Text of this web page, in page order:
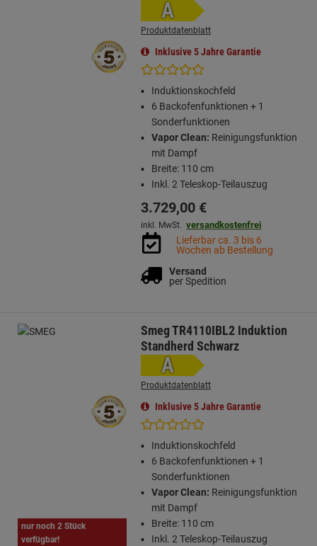
A
Produktdatenblatt
Inklusive 5 Jahre Garantie
Induktionskochfeld
6 Backofenfunktionen + 1
Sonderfunktionen
Vapor Clean: Reinigungsfunktion
mit Dampf
Breite: 110 cm
Inkl. 2 Teleskop-Teilauszug
3.729,00 €
inkl. MwSt. versandkostenfrei
Lieferbar ca. 3 bis 6
Wochen ab Bestellung
Versand
per Spedition
nur noch 2 Stück
verfügbar!
Smeg TR4110IBL2 Induktion
Standherd Schwarz
A
Produktdatenblatt
Inklusive 5 Jahre Garantie
Induktionskochfeld
6 Backofenfunktionen + 1
Sonderfunktionen
Vapor Clean: Reinigungsfunktion
mit Dampf
Breite: 110 cm
Inkl. 2 Teleskop-Teilauszug